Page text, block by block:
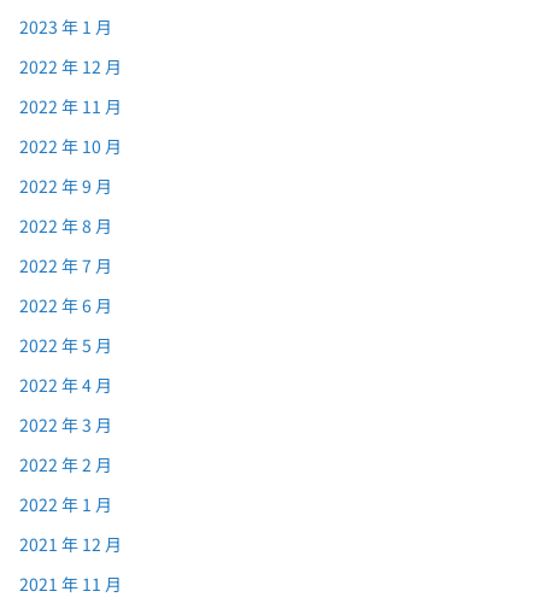
2023 年 1 月
2022 年 12 月
2022 年 11 月
2022 年 10 月
2022 年 9 月
2022 年 8 月
2022 年 7 月
2022 年 6 月
2022 年 5 月
2022 年 4 月
2022 年 3 月
2022 年 2 月
2022 年 1 月
2021 年 12 月
2021 年 11 月